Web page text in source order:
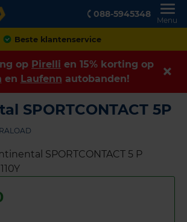
088-5945348
Menu
Achteraf betalen
op Pirelli en 15% korting op
en Laufenn autobanden!
SPORTCONTACT 5P